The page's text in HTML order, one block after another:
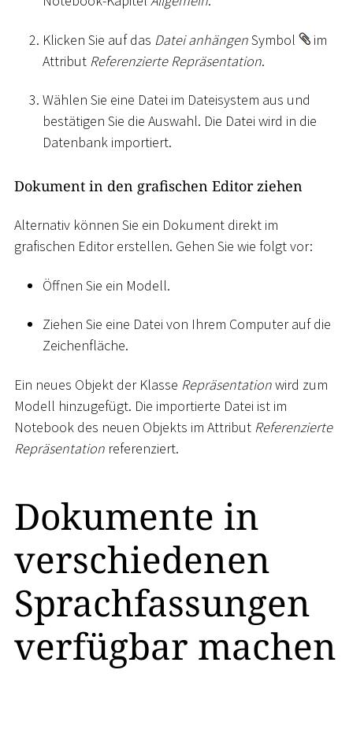
Klicken Sie auf das Datei anhängenSymbol
im
Attribut Referenzierte Repräsentation.
Wählen Sie eine Datei im Dateisystem aus und
bestätigen Sie die Auswahl. Die Datei wird in die
Datenbank importiert.
Dokument in den grafischen Editor ziehen
Alternativ können Sie ein Dokument direkt im
grafischen Editor erstellen. Gehen Sie wie folgt vor:
Öffnen Sie ein Modell.
Ziehen Sie eine Datei von Ihrem Computer auf die
Zeichenfläche.
Ein neues Objekt der Klasse Repräsentationwird zum
Modell hinzugefügt. Die importierte Datei ist im
Notebook des neuen Objekts im Attribut Referenzierte
Repräsentation referenziert.
Dokumente in
verschiedenen
Sprachfassungen
verfügbar machen